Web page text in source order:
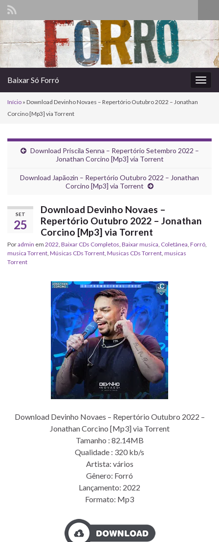
Search for:
Baixar Só Forró
Início » Download Devinho Novaes – Repertório Outubro 2022 – Jonathan
Corcino [Mp3] via Torrent
Download Priscila Senna – Repertório Setembro 2022 –
Jonathan Corcino [Mp3] via Torrent
Download Japãozin – Repertório Outubro 2022 – Jonathan
Corcino [Mp3] via Torrent
SET
25
Download Devinho Novaes –
Repertório Outubro 2022 – Jonathan
Corcino [Mp3] via Torrent
Poradmin em 2022 Baixar CDs Completos Baixar musica Coletânea Forró
musica Torrent ‎Músicas CDs Torrent ‎Musicas CDs Torrent musicas
Torrent
Download Devinho Novaes – Repertório Outubro 2022 –
Jonathan Corcino [Mp3] via Torrent
Tamanho : 82.14MB
Qualidade : 320 kb/s
Artista: vários
Gênero: Forró
Lançamento: 2022
Formato: Mp3